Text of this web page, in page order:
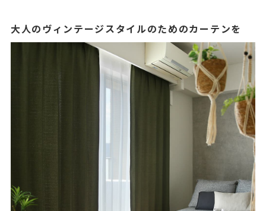
大人のヴィンテージスタイルのためのカーテンを